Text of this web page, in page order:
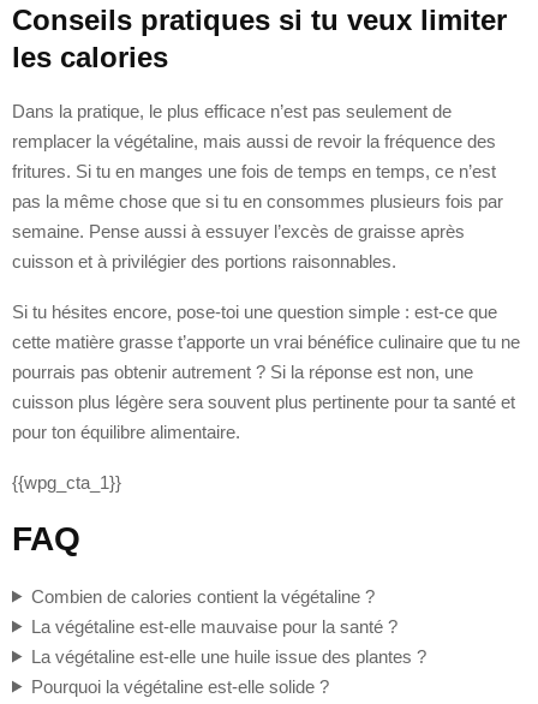
Conseils pratiques si tu veux limiter
les calories
Dans la pratique, le plus efficace n’est pas seulement de
remplacer la végétaline, mais aussi de revoir la fréquence des
fritures. Si tu en manges une fois de temps en temps, ce n’est
pas la même chose que si tu en consommes plusieurs fois par
semaine. Pense aussi à essuyer l’excès de graisse après
cuisson et à privilégier des portions raisonnables.
Si tu hésites encore, pose-toi une question simple : est-ce que
cette matière grasse t’apporte un vrai bénéfice culinaire que tu ne
pourrais pas obtenir autrement ? Si la réponse est non, une
cuisson plus légère sera souvent plus pertinente pour ta santé et
pour ton équilibre alimentaire.
{{wpg_cta_1}}
FAQ
Combien de calories contient la végétaline ?
La végétaline est-elle mauvaise pour la santé ?
La végétaline est-elle une huile issue des plantes ?
Pourquoi la végétaline est-elle solide ?